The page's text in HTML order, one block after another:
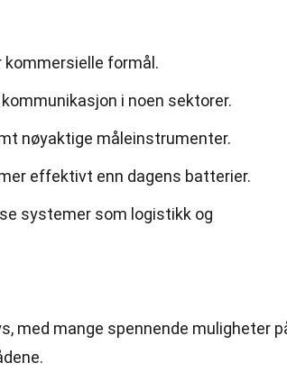
kommersielle formål.
i noen sektorer.
nøyaktige måleinstrumenter.
effektivt enn dagens batterier.
systemer som logistikk og
med mange spennende muligheter